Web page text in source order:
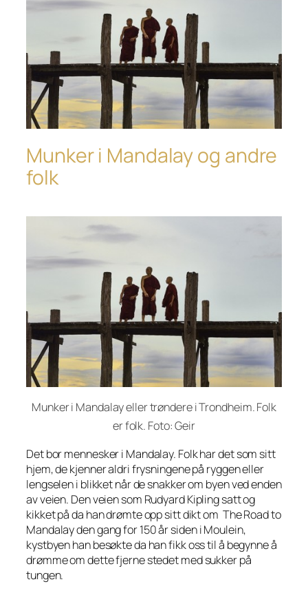
Munker i Mandalay og andre
folk
Munker i Mandalay eller trøndere i Trondheim. Folk
er folk. Foto: Geir
Det bor mennesker i Mandalay. Folk har det som sitt
hjem, de kjenner aldri frysningene på ryggen eller
lengselen i blikket når de snakker om byen ved enden
av veien. Den veien som Rudyard Kipling satt og
kikket på da han drømte opp sitt dikt om The Road to
Mandalayden gang for 150 år siden i Moulein,
kystbyen han besøkte da han fikk oss til å begynne å
drømme om dette fjerne stedet med sukker på
tungen.